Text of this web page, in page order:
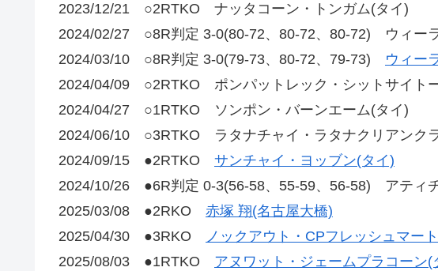
2023/12/21 ○2RTKO ナッタコーン・トンガム(タイ)
2024/02/27 ○8R判定 3-0(80-72、80-72、80-72) ウィー
2024/03/10 ○8R判定 3-0(79-73、80-72、79-73) ウィー
2024/04/09 ○2RTKO ポンパットレック・シットサイト
2024/04/27 ○1RTKO ソンポン・バーンエーム(タイ)
2024/06/10 ○3RTKO ラタナチャイ・ラタナクリアンク
2024/09/15 ●2RTKO サンチャイ・ヨッブン(タイ)
2024/10/26 ●6R判定 0-3(56-58、55-59、56-58) アティ
2025/03/08 ●2RKO 赤塚 翔(名古屋大橋)
2025/04/30 ●3RKO
ノックアウト・CPフレッシュマー
2025/08/03 ●1RTKO アヌワット・ジェームプラコーン(